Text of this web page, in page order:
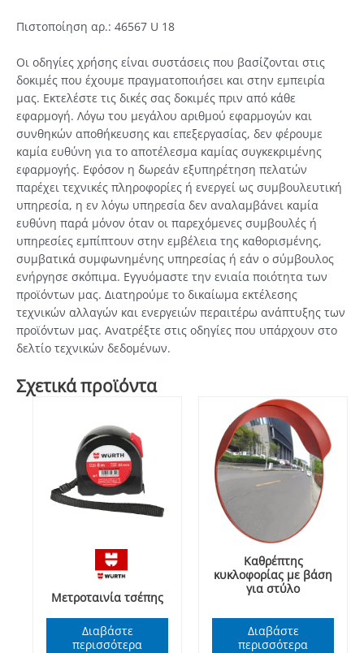
Πιστοποίηση αρ.: 46567 U 18
Οι οδηγίες χρήσης είναι συστάσεις που βασίζονται στις
δοκιμές που έχουμε πραγματοποιήσει και στην εμπειρία
μας. Εκτελέστε τις δικές σας δοκιμές πριν από κάθε
εφαρμογή. Λόγω του μεγάλου αριθμού εφαρμογών και
συνθηκών αποθήκευσης και επεξεργασίας, δεν φέρουμε
καμία ευθύνη για το αποτέλεσμα καμίας συγκεκριμένης
εφαρμογής. Εφόσον η δωρεάν εξυπηρέτηση πελατών
παρέχει τεχνικές πληροφορίες ή ενεργεί ως συμβουλευτική
υπηρεσία, η εν λόγω υπηρεσία δεν αναλαμβάνει καμία
ευθύνη παρά μόνον όταν οι παρεχόμενες συμβουλές ή
υπηρεσίες εμπίπτουν στην εμβέλεια της καθορισμένης,
συμβατικά συμφωνημένης υπηρεσίας ή εάν ο σύμβουλος
ενήργησε σκόπιμα. Εγγυόμαστε την ενιαία ποιότητα των
προϊόντων μας. Διατηρούμε το δικαίωμα εκτέλεσης
τεχνικών αλλαγών και ενεργειών περαιτέρω ανάπτυξης των
προϊόντων μας. Ανατρέξτε στις οδηγίες που υπάρχουν στο
δελτίο τεχνικών δεδομένων.
Σχετικά προϊόντα
Μετροταινία τσέπης
Διαβάστε
περισσότερα
Καθρέπτης
κυκλοφορίας με βάση
για στύλο
Διαβάστε
περισσότερα